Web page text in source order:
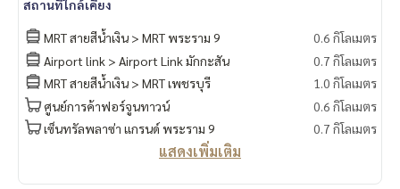
.
อยากดูคอนโด ต้องที่
DoCondo.com
สถานที่ใกล้เคียง
MRT สายสีน้ำเงิน > MRT พระราม 9
0.6 กิโลเมตร
Airport link > Airport Link มักกะสัน
0.7 กิโลเมตร
MRT สายสีน้ำเงิน > MRT เพชรบุรี
1.0 กิโลเมตร
ศูนย์การค้าฟอร์จูนทาวน์
0.6 กิโลเมตร
เซ็นทรัลพลาซ่า แกรนด์ พระราม 9
0.7 กิโลเมตร
แสดงเพิ่มเติม